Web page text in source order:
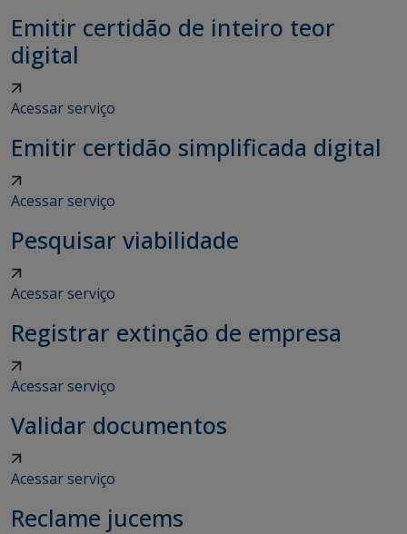
Emitir certidão de inteiro teor
digital
Acessar serviço
Emitir certidão simplificada digital
Acessar serviço
Pesquisar viabilidade
Acessar serviço
Registrar extinção de empresa
Acessar serviço
Validar documentos
Acessar serviço
Reclame jucems